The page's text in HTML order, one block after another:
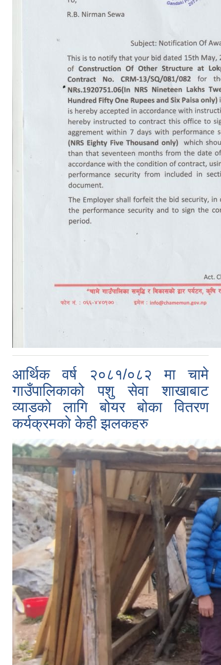
आर्थिक वर्ष २०८१/०८२ मा चामे
गाउँपालिकाको पशु सेवा शाखाबाट
व्याडको लागि बोयर बोका वितरण
कर्यक्रमको केही झलकहरु